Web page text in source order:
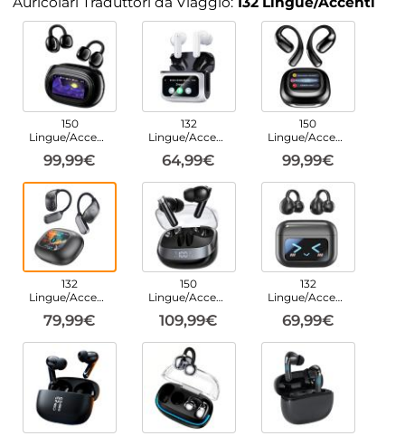
150
Lingue/Accenti
99,99€
132
Lingue/Accenti
64,99€
150
Lingue/Accenti
99,99€
132
Lingue/Accenti
79,99€
150
Lingue/Accenti
109,99€
132
Lingue/Accenti
69,99€